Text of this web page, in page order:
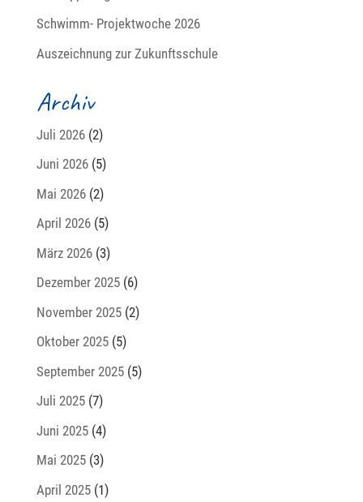
Schwimm- Projektwoche 2026
Auszeichnung zur Zukunftsschule
Archiv
Juli 2026(2)
Juni 2026(5)
Mai 2026(2)
April 2026(5)
März 2026(3)
Dezember 2025(6)
November 2025(2)
Oktober 2025(5)
September 2025(5)
Juli 2025(7)
Juni 2025(4)
Mai 2025(3)
April 2025(1)